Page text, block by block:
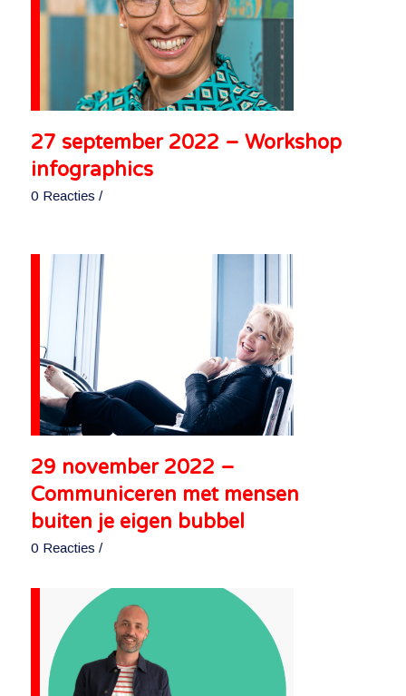
27 september 2022 – Workshop
infographics
0 Reacties /
29 november 2022 –
Communiceren met mensen
buiten je eigen bubbel
0 Reacties /